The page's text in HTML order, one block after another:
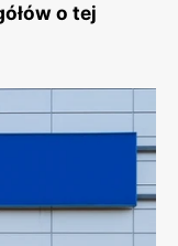
o tej